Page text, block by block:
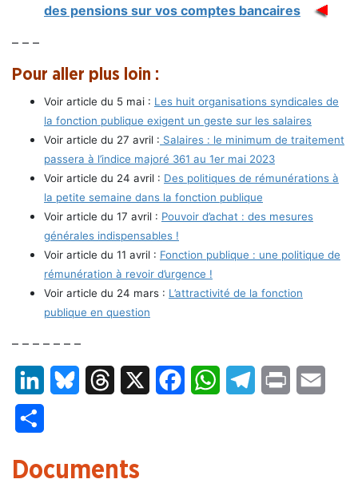
des pensions sur vos comptes bancaires
– – –
Pour aller plus loin :
Voir article du 5 mai : Les huit organisations syndicales de
la fonction publique exigent un geste sur les salaires
Voir article du 27 avril : Salaires : le minimum de traitement
passera à l’indice majoré 361 au 1er mai 2023
Voir article du 24 avril : Des politiques de rémunérations à
la petite semaine dans la fonction publique
Voir article du 17 avril : Pouvoir d’achat : des mesures
générales indispensables !
Voir article du 11 avril : Fonction publique : une politique de
rémunération à revoir d’urgence !
Voir article du 24 mars : L’attractivité de la fonction
publique en question
– – – – – – –
LinkedInBluesky Threads FacebookWhatsAppTelegram
Print
Documents